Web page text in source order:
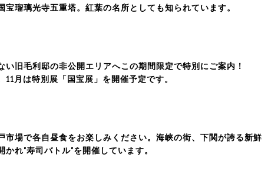
瑠璃光寺五重塔。紅葉の名所としても知られています。
旧毛利邸の非公開エリアへこの期間限定で特別にご案内！
月は特別展「国宝展」を開催予定です。
場で各自昼食をお楽しみください。海峡の街、下関が誇る新鮮
れ"寿司バトル"を開催しています。